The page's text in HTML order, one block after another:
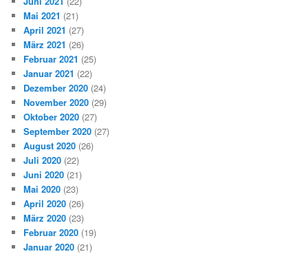
Mai 2021 (21)
April 2021 (27)
März 2021 (26)
Februar 2021 (25)
Januar 2021 (22)
Dezember 2020 (24)
November 2020 (29)
Oktober 2020 (27)
September 2020 (27)
August 2020 (26)
Juli 2020 (22)
Juni 2020 (21)
Mai 2020 (23)
April 2020 (26)
März 2020 (23)
Februar 2020 (19)
Januar 2020 (21)